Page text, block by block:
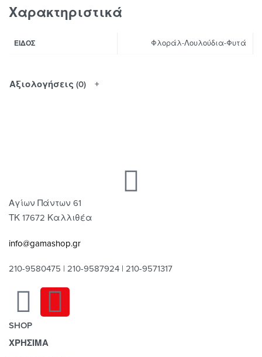
Χαρακτηριστικά
ΕΊΔΟΣ Φλοράλ-Λουλούδια-Φυτά
Αξιολογήσεις (0)
Αγίων Πάντων 61
ΤΚ 17672 Καλλιθέα
info@gamashop.gr
210-9580475 | 210-9587924 | 210-9571317
SHOP
Χαλιά
ΧΡΗΣΙΜΑ